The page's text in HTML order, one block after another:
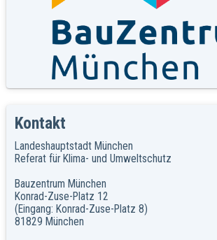
Kontakt
Landeshauptstadt München
Referat für Klima- und Umweltschutz
Bauzentrum München
Konrad-Zuse-Platz 12
(Eingang: Konrad-Zuse-Platz 8)
81829 München